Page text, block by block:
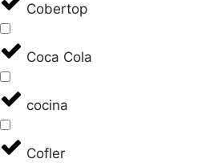
Cobertop
Coca Cola
cocina
Cofler